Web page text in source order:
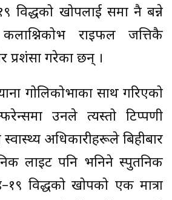
विरुद्धको खोपलाई रुसमा नै बन्ने
कलाश्निकोभ राइफल जत्तिकै
प्रशंसा गरेका छन् ।
गोलिकोभाका साथ गरिएको
उनले त्यस्तो टिप्पणी
अधिकारीहरूले बिहीबार
लाइट पनि भनिने स्पुतनिक
विरुद्धको खोपको एक मात्रा